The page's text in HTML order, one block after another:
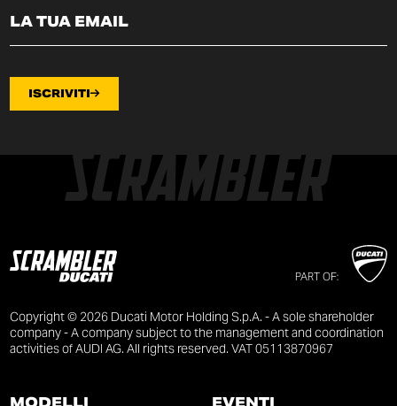
ISCRIVITI
PART OF:
Copyright © 2026 Ducati Motor Holding S.p.A. - A sole shareholder
company - A company subject to the management and coordination
activities of AUDI AG. All rights reserved. VAT 05113870967